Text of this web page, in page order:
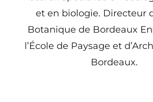
et en biologie. Directeur
Botanique de Bordeaux
l’École de Paysage et
Bordeaux.